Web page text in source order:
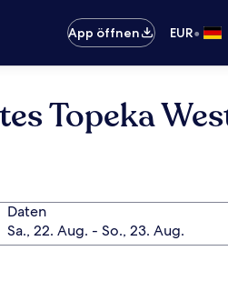
App öffnen EUR•
Topeka
Daten